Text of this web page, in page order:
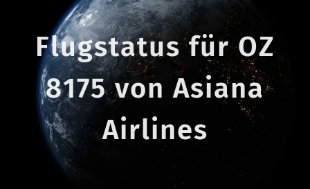
Flugstatus für OZ
8175 von Asiana
Airlines